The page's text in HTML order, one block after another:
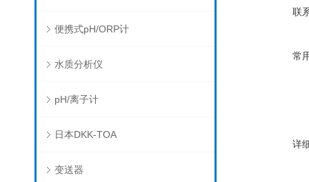
便携式pH/ORP计
水质分析仪
pH/离子计
日本DKK-TOA
变送器
联
常
详